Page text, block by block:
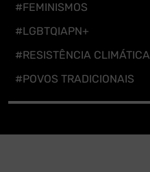
#FEMINISMOS
#LGBTQIAPN+
#RESISTÊNCIA CLIMÁTICA
#POVOS TRADICIONAIS